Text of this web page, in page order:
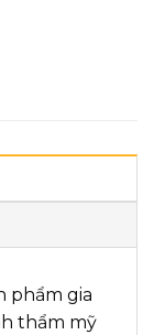
phẩm gia
thẩm mỹ